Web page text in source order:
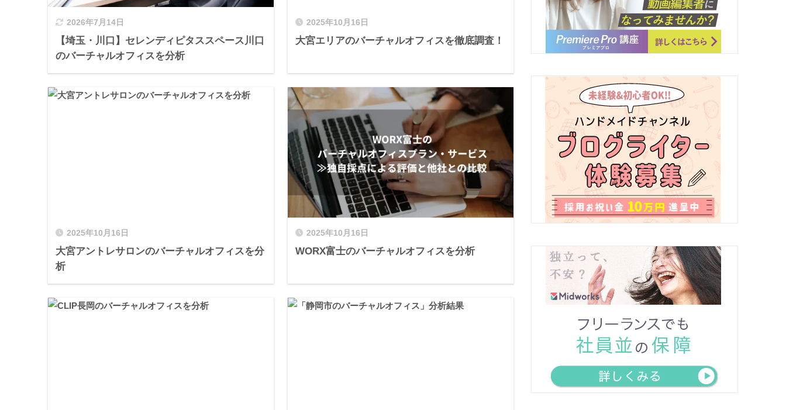
2026年7月14日
【埼玉・川口】セレンディピタススペース川口
のバーチャルオフィスを分析
2025年10月16日
大宮エリアのバーチャルオフィスを徹底調査！
2025年10月16日
大宮アントレサロンのバーチャルオフィスを分
析
2025年10月16日
WORX富士のバーチャルオフィスを分析